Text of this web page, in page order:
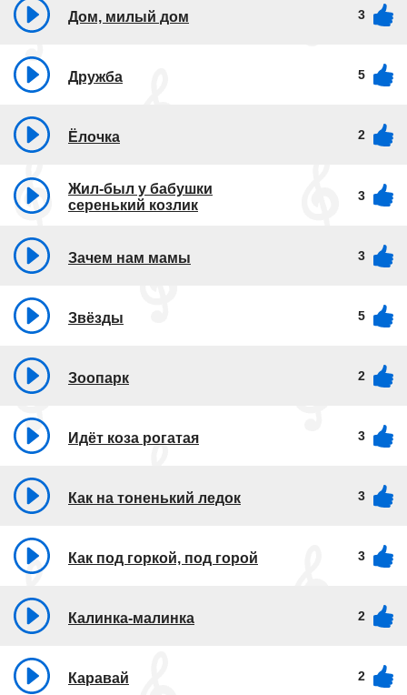
Дом, милый дом 3
Дружба 5
Ёлочка 2
Жил-был у бабушки
серенький козлик
3
Зачем нам мамы 3
Звёзды 5
Зоопарк 2
Идёт коза рогатая 3
Как на тоненький ледок 3
Как под горкой, под горой 3
Калинка-малинка 2
Каравай 2